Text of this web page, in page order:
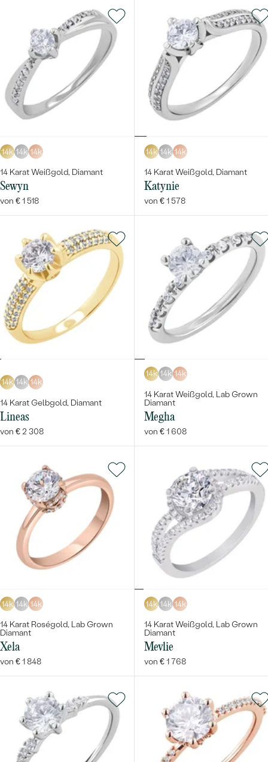
14k 14k 14k
14 Karat Weißgold, Diamant
Sewyn
von € 1 518
14k 14k 14k
14 Karat Weißgold, Diamant
Katynie
von € 1 578
14k 14k 14k
14 Karat Gelbgold, Diamant
Lineas
von € 2 308
14k 14k 14k
14 Karat Weißgold, Lab Grown
Diamant
Megha
von € 1 608
14k 14k 14k
14 Karat Roségold, Lab Grown
Diamant
Xela
von € 1 848
14k 14k 14k
14 Karat Weißgold, Lab Grown
Diamant
Mevlie
von € 1 768